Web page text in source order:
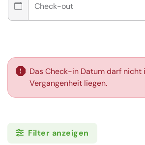
Check-out
Das Check-in Datum darf nicht
Vergangenheit liegen.
Filter anzeigen